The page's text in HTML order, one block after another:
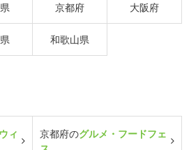
京都府 大阪府
和歌山県
ィ
京都府のグルメ・フードフェ